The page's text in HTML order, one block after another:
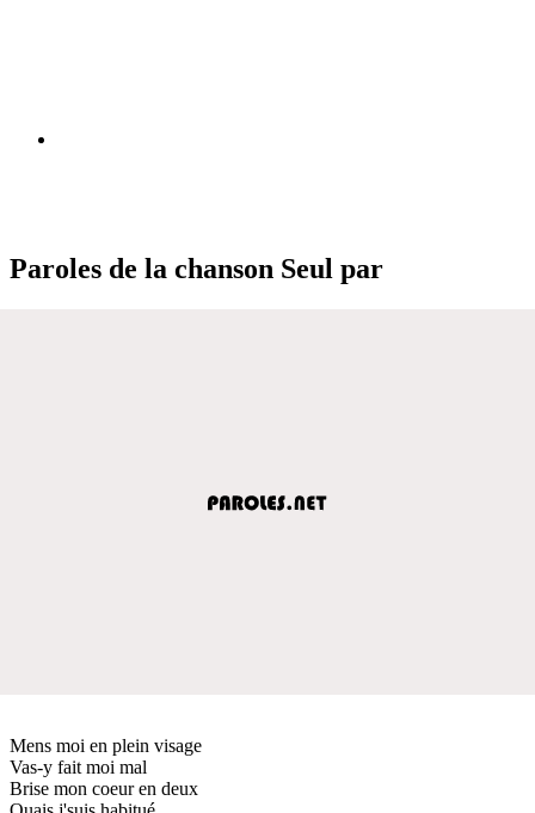
Paroles de la chanson Seul par
Mens moi en plein visage
Vas-y fait moi mal
Brise mon coeur en deux